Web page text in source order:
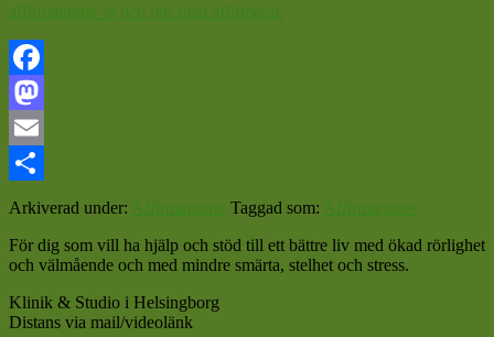
affirmationer är och hur man affirmerar.
Facebook
Mastodon
Email
Dela
Arkiverad under: Affirmationer Taggad som: Affirmationer
För dig som vill ha hjälp och stöd till ett bättre liv med ökad rörlighet
och välmående och med mindre smärta, stelhet och stress.
Klinik & Studio i Helsingborg
Distans via mail/videolänk